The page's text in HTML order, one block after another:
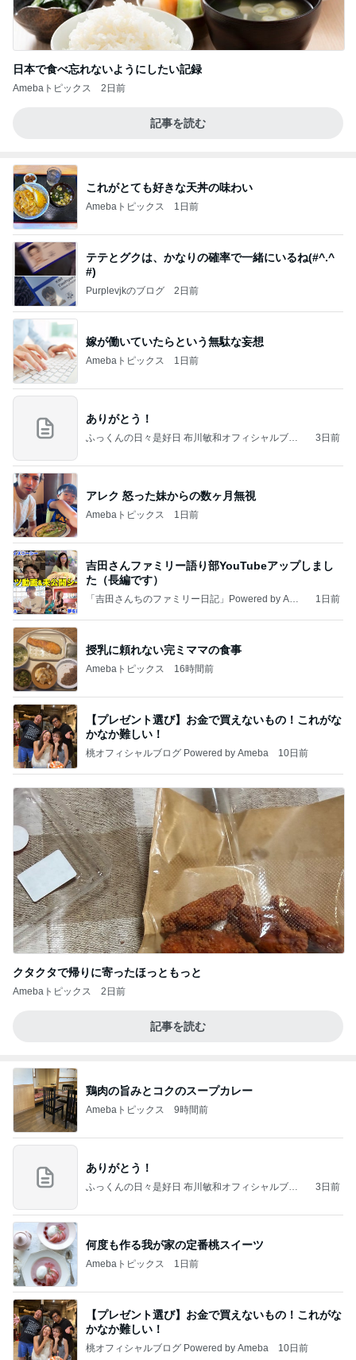
日本で食べ忘れないようにしたい記録
Amebaトピックス 2日前
記事を読む
これがとても好きな天丼の味わい
Amebaトピックス 1日前
テテとグクは、かなりの確率で一緒にいるね(#^.^
#)
Purplevjkのブログ 2日前
嫁が働いていたらという無駄な妄想
Amebaトピックス 1日前
ありがとう！
ふっくんの日々是好日 布川敏和オフィシャルブロ
3日前
アレク 怒った妹からの数ヶ月無視
Amebaトピックス 1日前
吉田さんファミリー語り部YouTubeアップしまし
た（長編です）
「吉田さんちのファミリー日記」Powered by Ame
1日前
授乳に頼れない完ミママの食事
Amebaトピックス 16時間前
【プレゼント選び】お金で買えないもの！これがな
かなか難しい！
桃オフィシャルブログ Powered by Ameba 10日前
クタクタで帰りに寄ったほっともっと
Amebaトピックス 2日前
記事を読む
鶏肉の旨みとコクのスープカレー
Amebaトピックス 9時間前
ありがとう！
ふっくんの日々是好日 布川敏和オフィシャルブロ
3日前
何度も作る我が家の定番桃スイーツ
Amebaトピックス 1日前
【プレゼント選び】お金で買えないもの！これがな
かなか難しい！
桃オフィシャルブログ Powered by Ameba 10日前